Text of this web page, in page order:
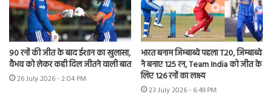
90 रनों की जीत के बाद ईशान का खुलासा,
वैभव को लेकर कही दिल जीतने वाली बात
26 July 2026 - 2:04 PM
भारत बनाम जिम्बाब्वे पहला T20, जिम्बाब्वे
ने बनाए 125 रन, Team India को जीत के
लिए 126 रनों का लक्ष्य
23 July 2026 - 6:49 PM